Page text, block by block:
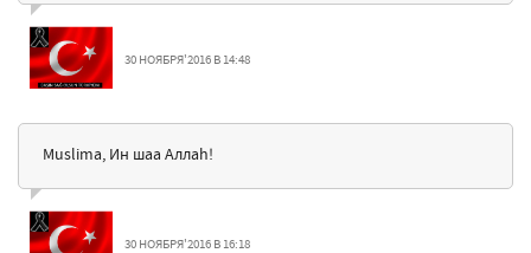
30 НОЯБРЯ'2016 В 14:48
Muslima, Ин шаа Аллаh!
30 НОЯБРЯ'2016 В 16:18